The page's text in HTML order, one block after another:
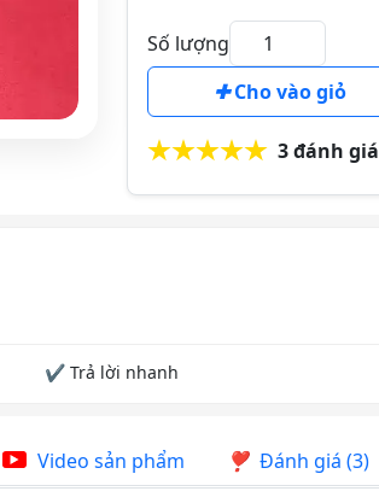
Số lượng
Cho vào giỏ
3 đánh giá
✔ Trả lời nhanh
Video sản phẩm
Đánh giá (3)